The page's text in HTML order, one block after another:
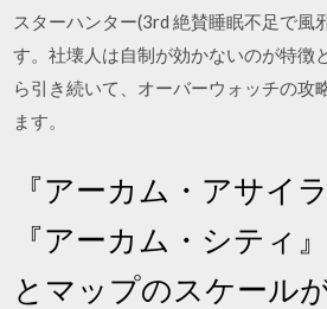
スターハンター(3rd 絶賛睡眠不足で風
す。社壊人は自制が効かないのが特徴
ら引き続いて、オーバーウォッチの攻
ます。
『アーカム・アサイ
『アーカム・シティ
とマップのスケール